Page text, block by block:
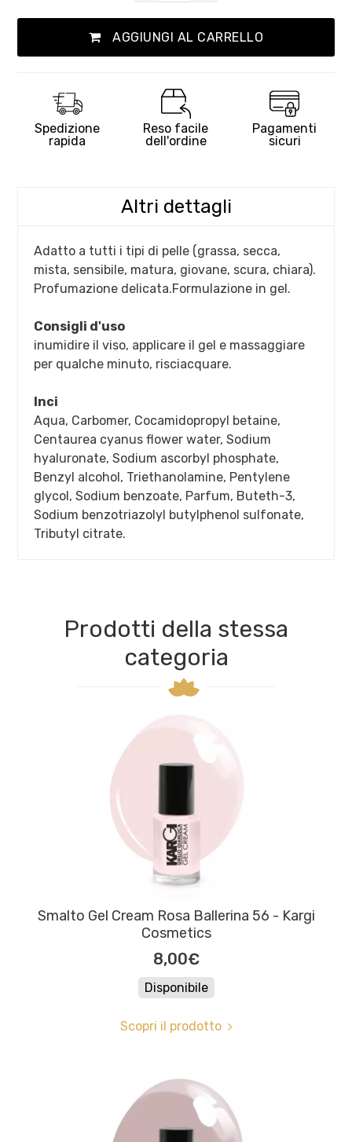
AGGIUNGI AL CARRELLO
Spedizione
rapida
Reso facile
dell'ordine
Pagamenti
sicuri
Altri dettagli
Adatto a tutti i tipi di pelle (grassa, secca,
mista, sensibile, matura, giovane, scura, chiara).
Profumazione delicata.Formulazione in gel.
Consigli d'uso
inumidire il viso, applicare il gel e massaggiare
per qualche minuto, risciacquare.
Inci
Aqua, Carbomer, Cocamidopropyl betaine,
Centaurea cyanus flower water, Sodium
hyaluronate, Sodium ascorbyl phosphate,
Benzyl alcohol, Triethanolamine, Pentylene
glycol, Sodium benzoate, Parfum, Buteth-3,
Sodium benzotriazolyl butylphenol sulfonate,
Tributyl citrate.
Prodotti della stessa
categoria
Smalto Gel Cream Rosa Ballerina 56 - Kargi
Cosmetics
8,00€
Disponibile
Scopri il prodotto